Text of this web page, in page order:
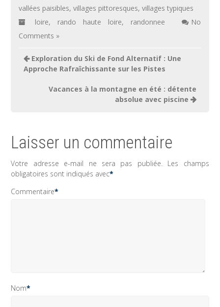
vallées paisibles,villages pittoresques,villages typiques
loire, rando haute loire, randonnee
No
Comments »
Navigation
de
Exploration du Ski de Fond Alternatif : Une
Approche Rafraîchissante sur les Pistes
Vacances à la montagne en été : détente
absolue avec piscine
Laisser un commentaire
Votre adresse e-mail ne sera pas publiée. Les champs
obligatoires sont indiqués avec*
Commentaire*
Nom*